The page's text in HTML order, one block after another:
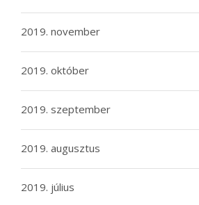
2019. november
2019. október
2019. szeptember
2019. augusztus
2019. július